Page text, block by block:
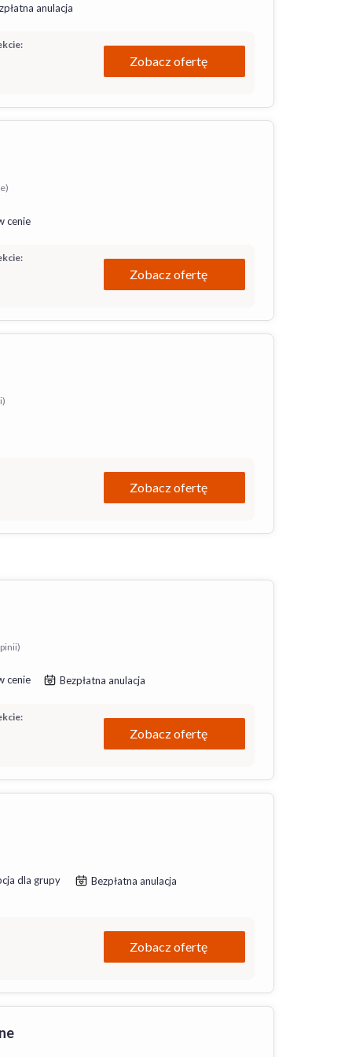
anulacja
Zobacz ofertę
cenie
Zobacz ofertę
Zobacz ofertę
cenie Bezpłatna anulacja
Zobacz ofertę
dla grupy Bezpłatna anulacja
Zobacz ofertę